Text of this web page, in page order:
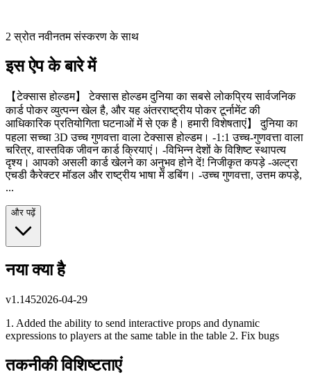
2 स्रोत नवीनतम संस्करण के साथ
इस ऐप के बारे में
【टेक्सास होल्डम】 टेक्सास होल्डम दुनिया का सबसे लोकप्रिय सार्वजनिक
कार्ड पोकर व्युत्पन्न खेल है, और यह अंतरराष्ट्रीय पोकर टूर्नामेंट की
आधिकारिक प्रतियोगिता घटनाओं में से एक है। हमारी विशेषताएं】 दुनिया का
पहला सच्चा 3D उच्च गुणवत्ता वाला टेक्सास होल्डम। -1:1 उच्च-गुणवत्ता वाला
चरित्र, वास्तविक जीवन कार्ड क्रियाएं। -विभिन्न देशों के विशिष्ट स्थापत्य
दृश्य। आपको असली कार्ड खेलने का अनुभव होने दें! निजीकृत कपड़े -अल्ट्रा
एचडी कैरेक्टर मॉडल और राष्ट्रीय भाषा में डबिंग। -उच्च गुणवत्ता, उत्तम कपड़े,
...
और पढ़ें
नया क्या है
v1.1452026-04-29
1. Added the ability to send interactive props and dynamic
expressions to players at the same table in the table 2. Fix bugs
तकनीकी विशिष्टताएं